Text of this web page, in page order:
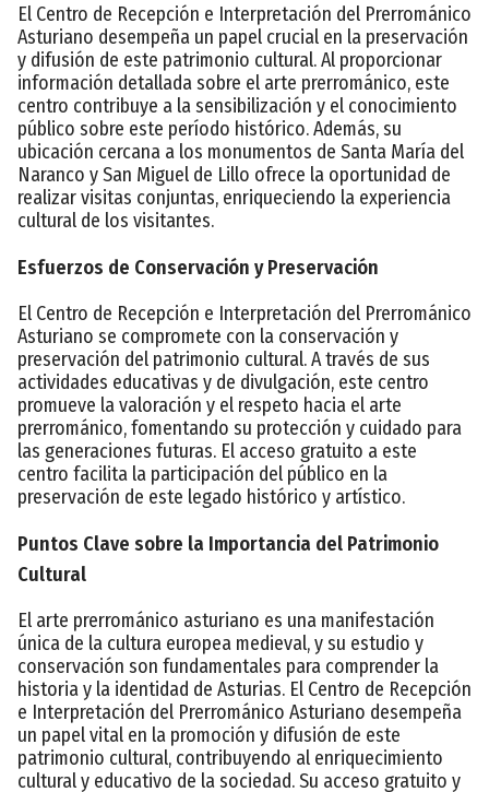
El Centro de Recepción e Interpretación del Prerrománico
Asturiano desempeña un papel crucial en la preservación
y difusión de este patrimonio cultural. Al proporcionar
información detallada sobre el arte prerrománico, este
centro contribuye a la sensibilización y el conocimiento
público sobre este período histórico. Además, su
ubicación cercana a los monumentos de Santa María del
Naranco y San Miguel de Lillo ofrece la oportunidad de
realizar visitas conjuntas, enriqueciendo la experiencia
cultural de los visitantes.
Esfuerzos de Conservación y Preservación
El Centro de Recepción e Interpretación del Prerrománico
Asturiano se compromete con la conservación y
preservación del patrimonio cultural. A través de sus
actividades educativas y de divulgación, este centro
promueve la valoración y el respeto hacia el arte
prerrománico, fomentando su protección y cuidado para
las generaciones futuras. El acceso gratuito a este
centro facilita la participación del público en la
preservación de este legado histórico y artístico.
Puntos Clave sobre la Importancia del Patrimonio
Cultural
El arte prerrománico asturiano es una manifestación
única de la cultura europea medieval, y su estudio y
conservación son fundamentales para comprender la
historia y la identidad de Asturias. El Centro de Recepción
e Interpretación del Prerrománico Asturiano desempeña
un papel vital en la promoción y difusión de este
patrimonio cultural, contribuyendo al enriquecimiento
cultural y educativo de la sociedad. Su acceso gratuito y